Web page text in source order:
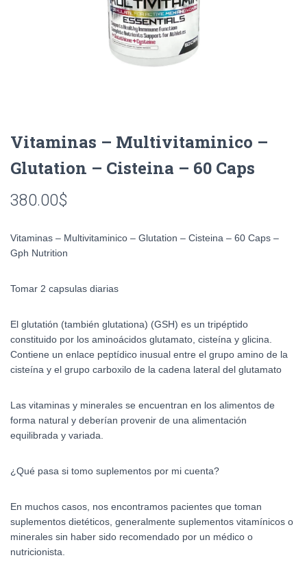
Vitaminas – Multivitaminico –
Glutation – Cisteina – 60 Caps
380.00$
Vitaminas – Multivitaminico – Glutation – Cisteina – 60 Caps –
Gph Nutrition
Tomar 2 capsulas diarias
El glutatión (también glutationa) (GSH)​ es un tripéptido
constituido por los aminoácidos glutamato, cisteína y glicina.
Contiene un enlace peptídico inusual entre el grupo amino de la
cisteína y el grupo carboxilo de la cadena lateral del glutamato
Las vitaminas y minerales se encuentran en los alimentos de
forma natural y deberían provenir de una alimentación
equilibrada y variada.
¿Qué pasa si tomo suplementos por mi cuenta?
En muchos casos, nos encontramos pacientes que toman
suplementos dietéticos, generalmente suplementos vitamínicos o
minerales sin haber sido recomendado por un médico o
nutricionista.